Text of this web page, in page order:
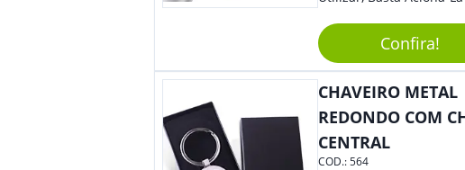
Confira!
CHAVEIRO METAL
REDONDO COM
CENTRAL
COD.:564